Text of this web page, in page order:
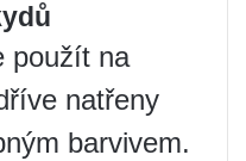
použít na
natřeny
barvivem.